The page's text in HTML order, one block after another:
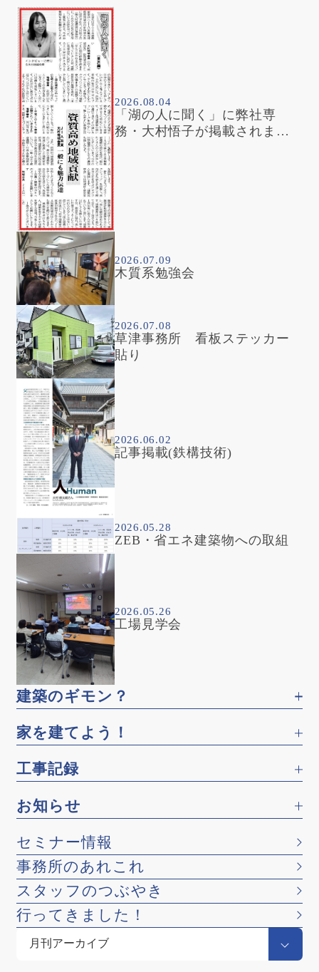
2026.08.04
「湖の人に聞く」に弊社専
務・大村悟子が掲載されまし
2026.07.09
木質系勉強会
2026.07.08
草津事務所 看板ステッカー
貼り
2026.06.02
記事掲載(鉄構技術)
2026.05.28
ZEB・省エネ建築物への取組
2026.05.26
工場見学会
建築のギモン？
家を建てよう！
工事記録
お知らせ
セミナー情報
事務所のあれこれ
スタッフのつぶやき
行ってきました！